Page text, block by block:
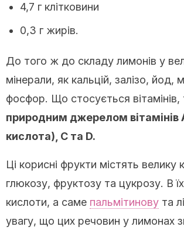
4,7 г клітковини
0,3 г жирів.
До того ж до складу лимонів у
мінерали, як кальцій, залізо, йод,
фосфор. Що стосується вітамінів,
природним джерелом вітамінів
кислота), С та D.
Ці корисні фрукти містять велику
глюкозу, фруктозу та цукрозу. В
кислоти, а саме пальмітинову та
увагу, що цих речовин у лимонах